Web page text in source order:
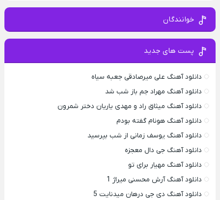
خوانندگان
پست های جدید
دانلود آهنگ علی میرصادقی جعبه سیاه
دانلود آهنگ مهراد جم باز شب شد
دانلود آهنگ میثاق راد و مهدی یاریان دختر شمرون
دانلود آهنگ هونام گفته بودم
دانلود آهنگ یوسف زمانی از شب بپرسید
دانلود آهنگ جی دال معجزه
دانلود آهنگ مهیار برای تو
دانلود آهنگ آرش محسنی میراژ 1
دانلود آهنگ دی جی درهان میدنایت 5